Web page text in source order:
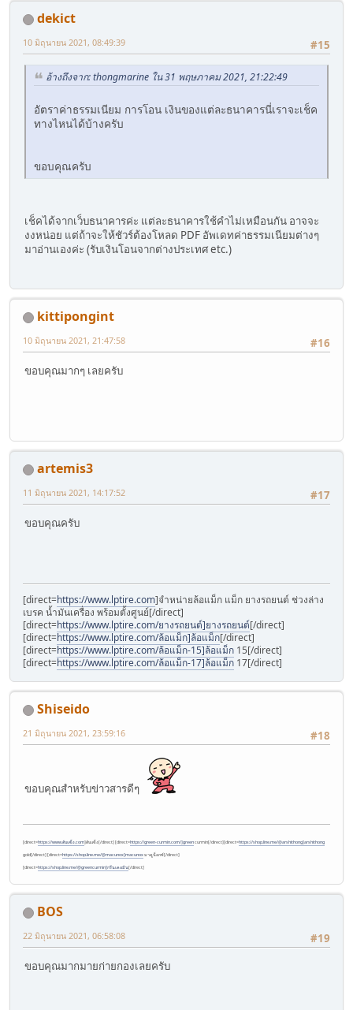
dekict
#15
10 มิถุนายน 2021, 08:49:39
อ้างถึงจาก: thongmarine ใน 31 พฤษภาคม 2021, 21:22:49
อัตราค่าธรรมเนียม การโอน เงินของแต่ละธนาคารนี่เราจะเช็ค
ทางไหนได้บ้างครับ
ขอบคุณครับ
เช็คได้จากเว็บธนาคารค่ะ แต่ละธนาคารใช้คำไม่เหมือนกัน อาจจะ
งงหน่อย แต่ถ้าจะให้ชัวร์ต้องโหลด PDF อัพเดทค่าธรรมเนียมต่างๆ
มาอ่านเองค่ะ (รับเงินโอนจากต่างประเทศ etc.)
kittipongint
#16
10 มิถุนายน 2021, 21:47:58
ขอบคุณมากๆ เลยครับ
artemis3
#17
11 มิถุนายน 2021, 14:17:52
ขอบคุณครับ
[direct=https://www.lptire.com]จำหน่ายล้อแม็ก แม็ก ยางรถยนต์ ช่วงล่าง
เบรค น้ำมันเครื่อง พร้อมตั้งศูนย์[/direct]
[direct=https://www.lptire.com/ยางรถยนต์]ยางรถยนต์[/direct]
[direct=https://www.lptire.com/ล้อแม็ก]ล้อแม็ก[/direct]
[direct=https://www.lptire.com/ล้อแม็ก-15]ล้อแม็ก 15[/direct]
[direct=https://www.lptire.com/ล้อแม็ก-17]ล้อแม็ก 17[/direct]
Shiseido
#18
21 มิถุนายน 2021, 23:59:16
ขอบคุณสำหรับข่าวสารดีๆ
[direct=https://www.ตับแข็ง.com]ตับแข็ง[/direct] [direct=https://green-curmin.com/]greencurmin[/direct][direct=https://shop.line.me/@arshithong]arshithong
gold[/direct] [direct=https://shop.line.me/@macunox]macunoxมาคูน็อกซ์[/direct]
[direct=https://shop.line.me/@greencurmin]กรีนเคอมิน[/direct]
BOS
#19
22 มิถุนายน 2021, 06:58:08
ขอบคุณมากมายก่ายกองเลยครับ